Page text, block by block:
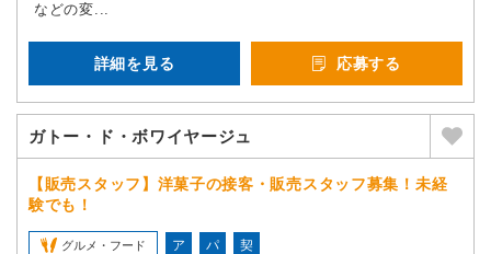
などの変...
詳細を見る 応募する
ガトー・ド・ボワイヤージュ
【販売スタッフ】洋菓子の接客・販売スタッフ募集！未経
験でも！
グルメ・フード ア パ 契